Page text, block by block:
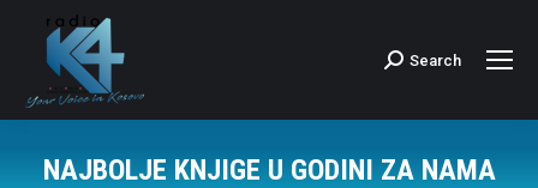
Search:
Search
NAJBOLJE KNJIGE U GODINI ZA NAMA